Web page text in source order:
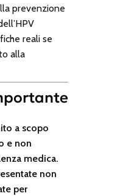
prevenzione
reali se
alla
a scopo
e non
medica.
non
per